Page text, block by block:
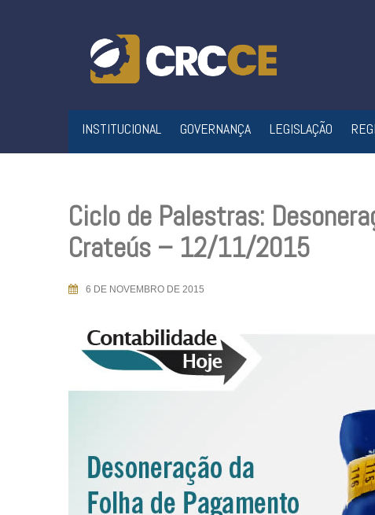
INSTITUCIONAL GOVERNANÇA LEGISLAÇÃO
Ciclo de Palestras:
Crateús – 12/11/2015
6 DE NOVEMBRO DE 2015